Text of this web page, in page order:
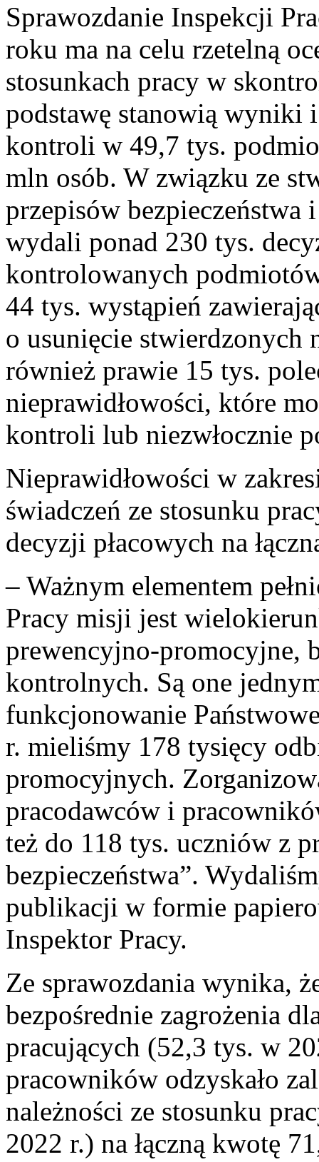
Sprawozdanie Inspekcji
roku ma na celu rzetelną
stosunkach pracy w
podstawę stanowią wyniki
kontroli w 49,7 tys.
mln osób. W związku ze
przepisów
wydali ponad 230 tys.
kontrolowanych
44 tys. wystąpień
o usunięcie stwierdzonych
również prawie 15 tys.
nieprawidłowości, które
kontroli lub niezwłocznie
Nieprawidłowości w
świadczeń ze stosunku
decyzji płacowych na
– Ważnym elementem
Pracy misji jest
prewencyjno-promocyjne,
kontrolnych. Są one
funkcjonowanie
r. mieliśmy 178 tysięcy
promocyjnych.
pracodawców i
też do 118 tys. uczniów z
bezpieczeństwa”.
publikacji w formie
Inspektor Pracy.
Ze sprawozdania wynika,
bezpośrednie zagrożenia
pracujących (52,3 tys. w
pracowników odzyskało
należności ze stosunku
2022 r.) na łączną kwotę